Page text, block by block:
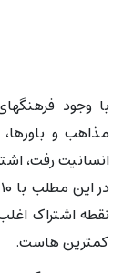
با وجود
مذاهب و
انسانیت رفت،
نقطه اشتراک
کمترین هاست.